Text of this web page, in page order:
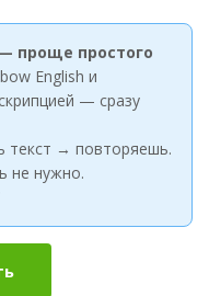
проще простого
English и
— сразу
→ повторяешь.
не нужно.